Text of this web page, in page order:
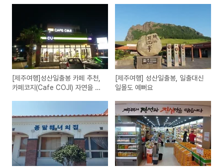
[제주여행]성산일출봉 카페 추천,
카페코지(Cafe COJI) 자연을 담
[제주여행] 성산일출봉, 일출대신
일몰도 예뻐요